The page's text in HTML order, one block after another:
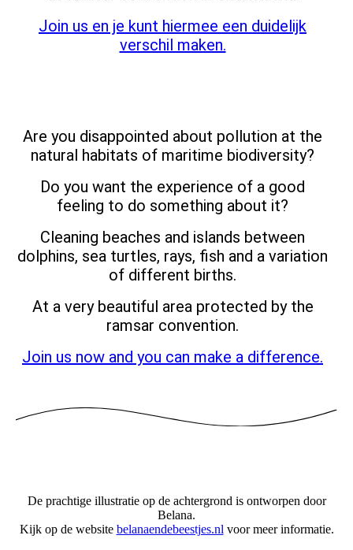
Join us en je kunt hiermee een duidelijk
verschil maken.
Are you disappointed about pollution at the
natural habitats of maritime biodiversity?
Do you want the experience of a good
feeling to do something about it?
Cleaning beaches and islands between
dolphins, sea turtles, rays, fish and a variation
of different births.
At a very beautiful area protected by the
ramsar convention.
Join us now and you can make a difference.
De prachtige illustratie op de achtergrond is ontworpen door
Belana.
Kijk op de website belanaendebeestjes.nl voor meer informatie.